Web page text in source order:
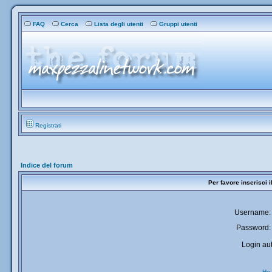
FAQ Cerca Lista degli utenti Gruppi utenti
Registrati
Indice del forum
Per favore inserisci
Username:
Password:
Login